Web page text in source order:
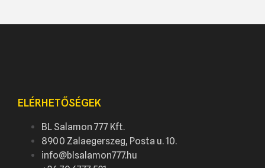
ELÉRHETŐSÉGEK
BL Salamon 777 Kft.
8900 Zalaegerszeg, Posta u. 10.
info@blsalamon777.hu